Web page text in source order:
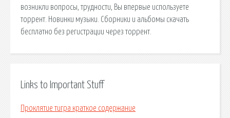
возникли вопросы, трудности, Вы впервые используете
торрент. Новинки музыки. Сборники и альбомы скачать
бесплатно без регистрации через торрент.
Links to Important Stuff
Проклятие тигра краткое содержание